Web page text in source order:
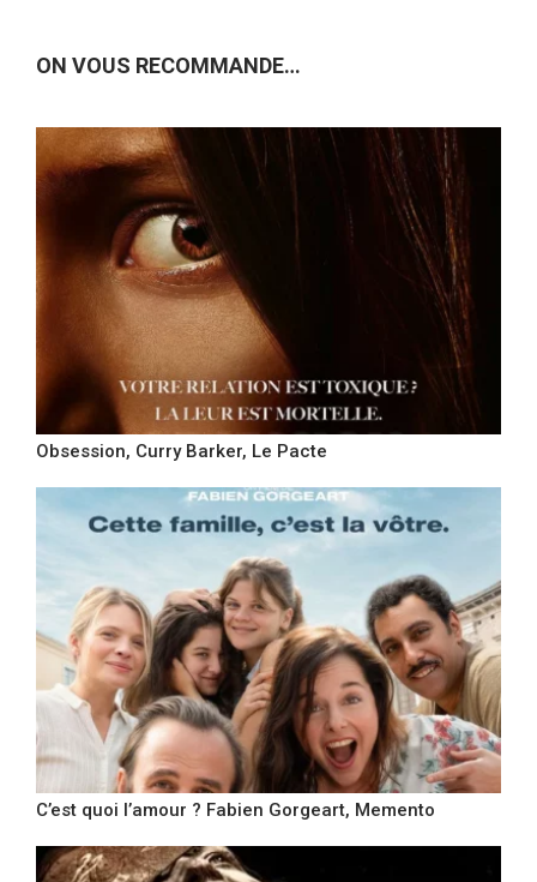
ON VOUS RECOMMANDE…
Obsession, Curry Barker, Le Pacte
C’est quoi l’amour ? Fabien Gorgeart, Memento